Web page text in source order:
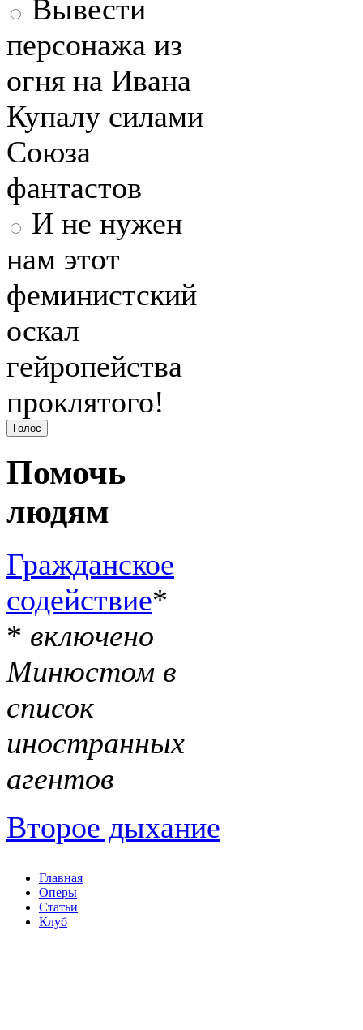
Вывести
персонажа из
огня на Ивана
Купалу силами
Союза
фантастов
И не нужен
нам этот
феминистский
оскал
гейропейства
проклятого!
Помочь
людям
Гражданское
содействие*
* включено
Минюстом в
список
иностранных
агентов
Второе дыхание
Главная
Оперы
Статьи
Клуб